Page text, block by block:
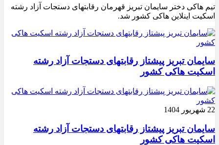
تیم هاکی دختر سایمان تبریز قهرمان رقابتهای دستجات آزاد رشته
اسکیت اینلاین هاکی کشور شد.
سایمان تبریز پیشتاز رقابتهای دستجات آزاد رشته
اسکیت هاکی کشور
22 شهریور 1404
سایمان تبریز پیشتاز رقابتهای دستجات آزاد رشته
اسکیت هاکی کشور